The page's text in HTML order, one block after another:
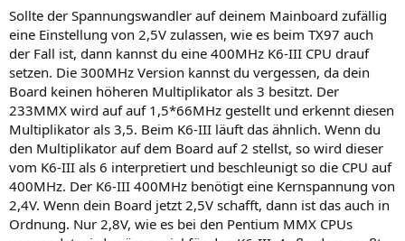
Sollte der Spannungswandler auf deinem Mainboard zufällig
eine Einstellung von 2,5V zulassen, wie es beim TX97 auch
der Fall ist, dann kannst du eine 400MHz K6-III CPU drauf
setzen. Die 300MHz Version kannst du vergessen, da dein
Board keinen höheren Multiplikator als 3 besitzt. Der
233MMX wird auf auf 1,5*66MHz gestellt und erkennt diesen
Multiplikator als 3,5. Beim K6-III läuft das ähnlich. Wenn du
den Multiplikator auf dem Board auf 2 stellst, so wird dieser
vom K6-III als 6 interpretiert und beschleunigt so die CPU auf
400MHz. Der K6-III 400MHz benötigt eine Kernspannung von
2,4V. Wenn dein Board jetzt 2,5V schafft, dann ist das auch in
Ordnung. Nur 2,8V, wie es bei den Pentium MMX CPUs